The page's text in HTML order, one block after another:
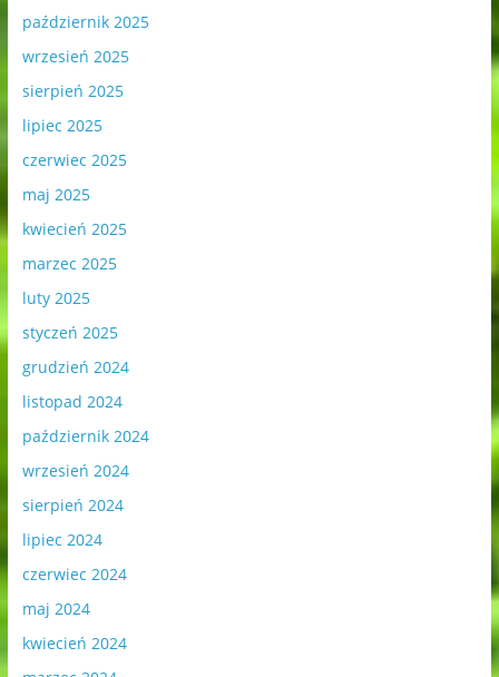
październik 2025
wrzesień 2025
sierpień 2025
lipiec 2025
czerwiec 2025
maj 2025
kwiecień 2025
marzec 2025
luty 2025
styczeń 2025
grudzień 2024
listopad 2024
październik 2024
wrzesień 2024
sierpień 2024
lipiec 2024
czerwiec 2024
maj 2024
kwiecień 2024